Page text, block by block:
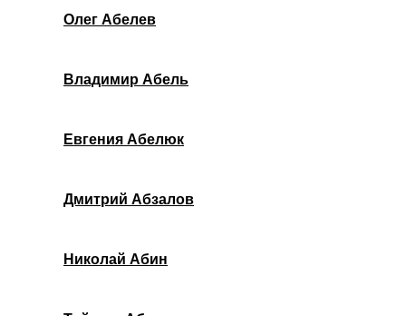
Олег Абелев
Владимир Абель
Евгения Абелюк
Дмитрий Абзалов
Николай Абин